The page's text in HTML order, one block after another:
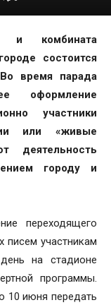
и комбината
состоится
время парада
оформление
участники
или «живые
деятельность
городу и
переходящего
писем участникам
на стадионе
программы.
10 июня передать